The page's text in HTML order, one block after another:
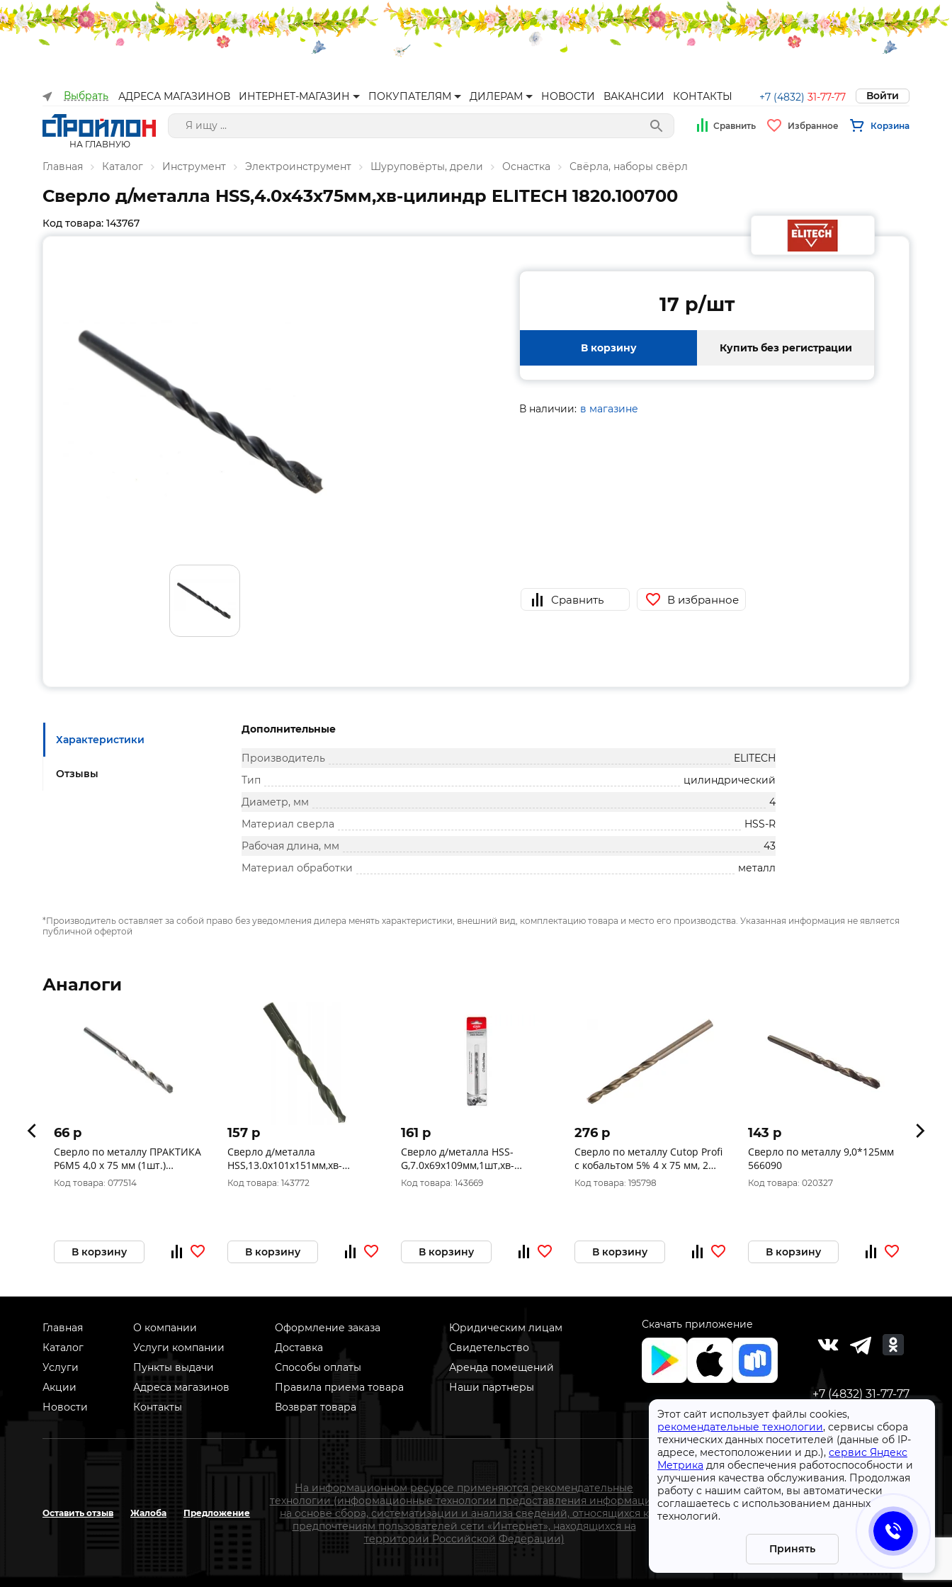
Выбрать АДРЕСА МАГАЗИНОВ ИНТЕРНЕТ-МАГАЗИН ПОКУПАТЕЛЯМ ДИЛЕРАМ НОВОСТИ ВАКАНСИИ КОНТАКТЫ +7 (4832) 31-77-77 Войти
НА ГЛАВНУЮ
Сравнить Избранное Корзина
Главная Каталог Инструмент Электроинструмент Шуруповёрты, дрели Оснастка Свёрла, наборы свёрл
Этот сайт использует файлы cookies,
рекомендательные технологии, сервисы сбора
технических данных посетителей (данные об IP-
адресе, местоположении и др.), сервис Яндекс
Метрика для обеспечения работоспособности и
улучшения качества обслуживания. Продолжая
работу с нашим сайтом, вы автоматически
соглашаетесь с использованием данных
технологий.
Принять
Сверло д/металла HSS,4.0х43х75мм,хв-цилиндр ELITECH 1820.100700
Код товара: 143767
17 p/шт
В корзину Купить без регистрации
В наличии: в магазине
Сравнить В избранное
Характеристики
Отзывы
Дополнительные
Производитель
ELITECH
Тип
цилиндрический
Диаметр, мм
4
Материал сверла
HSS-R
Рабочая длина, мм
43
Материал обработки
металл
*Производитель оставляет за собой право без уведомления дилера менять характеристики, внешний вид, комплектацию товара и место его производства. Указанная информация не является
публичной офертой
Аналоги
66 p
Сверло по металлу ПРАКТИКА
Р6М5 4,0 х 75 мм (1шт.)
блистер 033-208
Код товара: 077514
В корзину
157 p
Сверло д/металла
HSS,13.0х101х151мм,хв-
цилиндр ELITECH 1820.103300
Код товара: 143772
В корзину
161 p
Сверло д/металла HSS-
G,7.0х69х109мм,1шт,хв-
цилиндр, ELITECH 1820.051200
Код товара: 143669
В корзину
276 p
Сверло по металлу Cutop Profi
с кобальтом 5% 4 x 75 мм, 2
шт. 48-372
Код товара: 195798
В корзину
143 p
Сверло по металлу 9,0*125мм
566090
Код товара: 020327
В корзину
1
Главная
Каталог
Услуги
Акции
Новости
О компании
Услуги компании
Пункты выдачи
Адреса магазинов
Контакты
Оформление заказа
Доставка
Способы оплаты
Правила приема товара
Возврат товара
Юридическим лицам
Свидетельство
Аренда помещений
Наши партнеры
Скачать приложение
+7 (4832) 31-77-77
Оставить отзыв Жалоба Предложение
На информационном ресурсе применяются рекомендательные
технологии (информационные технологии предоставления информации
на основе сбора, систематизации и анализа сведений, относящихся к
предпочтениям пользователей сети «Интернет», находящихся на
территории Российской Федерации)
СтройлоН 1998-2026 г.
Публичная оферта
Обработка персональных данных
Политика конфиденциальности сервисов Яндекс